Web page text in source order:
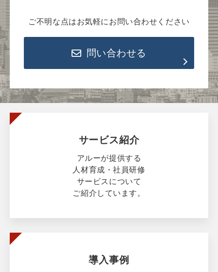
ご不明な点はお気軽にお問い合わせください
問い合わせる
サービス紹介
アルーが提供する
人材育成・社員研修
サービスについて
ご紹介しています。
導入事例